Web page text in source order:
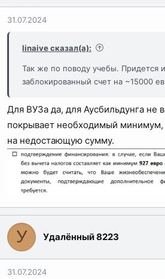
31.07.2024
linaive сказал(а):
Так же по поводу учебы. Придется
заблокированный счет на ~15000
Для ВУЗа да, для Аусбильдунга не
покрывает необходимый минимум,
на недостающую сумму.
У Удалённый 8223
31.07.2024